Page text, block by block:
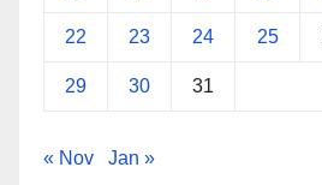
22 23 24 25
29 30 31
« Nov Jan »